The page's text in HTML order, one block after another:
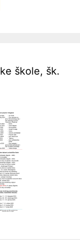
škole, šk.